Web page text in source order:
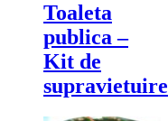
Toaleta
publica –
Kit de
supravietuire